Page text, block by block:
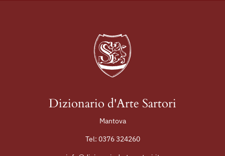
Dizionario d'Arte Sartori
Mantova
Tel: 0376 324260